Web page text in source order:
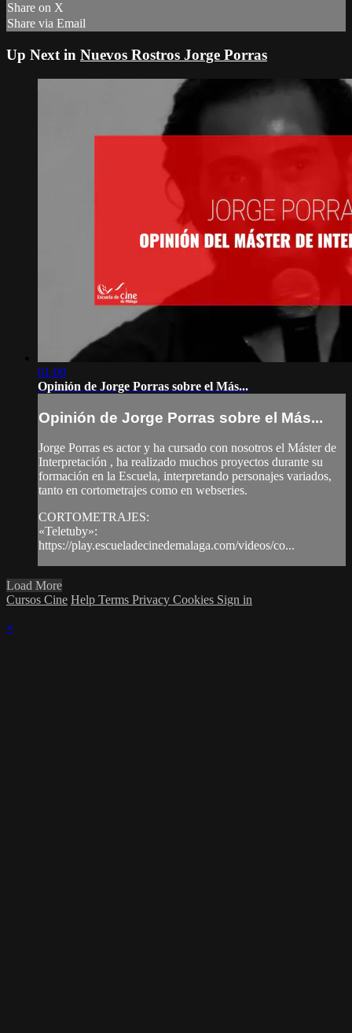
Share on X
Share via Email
Up Next in Nuevos Rostros Jorge Porras
01:09
Opinión de Jorge Porras sobre el Más...
Opinión de Jorge Porras sobre el Más...
Jorge Porras es actor y ha cursado con nosotros el Máster de
Interpretación , ha realizado muchos proyectos durante su
formación en la Escuela, interpretando personajes variados,
tanto en cortometrajes como en webseries.
CORTOMETRAJES:
«Teletuby»:
https://play.escueladecinedemalaga.com/videos/co...
Load More
Cursos Cine Help Terms Privacy Cookies Sign in
×